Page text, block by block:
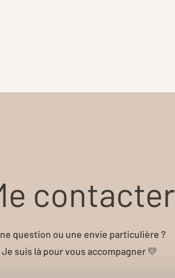
contacter
question ou une envie particulière ?
Je suis là pour vous accompagner 💛